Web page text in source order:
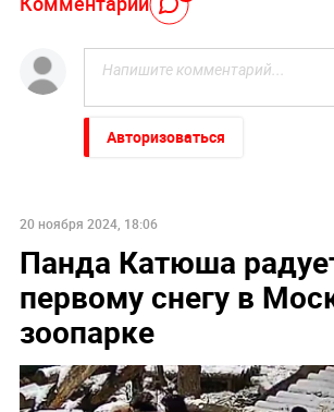
Авторизоваться
20 ноября 2024, 18:06
Панда Катюша
первому снегу в
зоопарке